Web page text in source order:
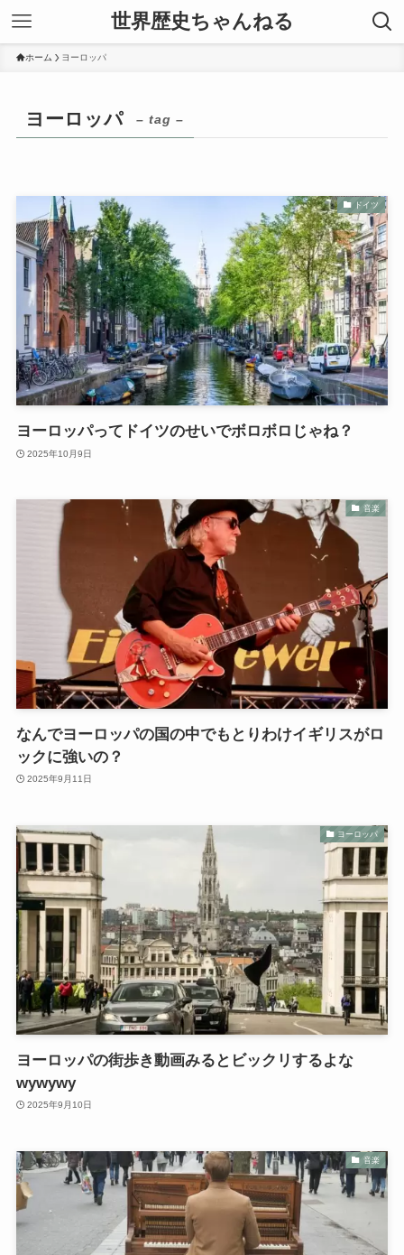
世界歴史ちゃんねる
ホーム ヨーロッパ
ヨーロッパ – tag –
ドイツ
ヨーロッパってドイツのせいでボロボロじゃね？
2025年10月9日
音楽
なんでヨーロッパの国の中でもとりわけイギリスがロ
ックに強いの？
2025年9月11日
ヨーロッパ
ヨーロッパの街歩き動画みるとビックリするよな
wywywy
2025年9月10日
音楽